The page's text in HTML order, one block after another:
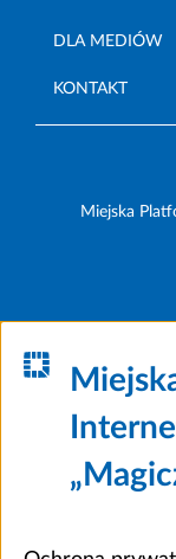
DLA MEDIÓW
KONTAKT
Miejska